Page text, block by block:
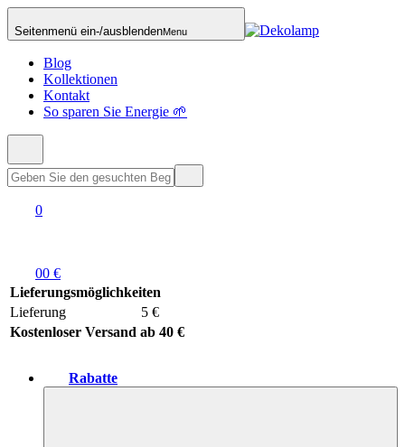
Seitenmenü ein-/ausblendenMenu
Blog
Kollektionen
Kontakt
So sparen Sie Energie 🌱
0
00 €
Lieferungsmöglichkeiten
Lieferung
5 €
Kostenloser Versand ab 40 €
Rabatte